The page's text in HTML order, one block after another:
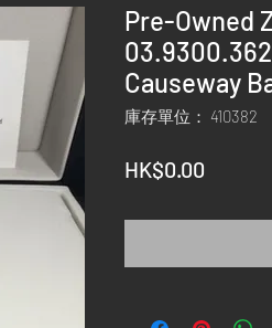
Pre-Owned
Causeway
庫存單位： 410382
HK$0.00